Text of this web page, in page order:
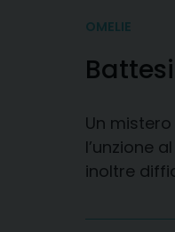
OMELIE
Un
l’unzione
inoltre